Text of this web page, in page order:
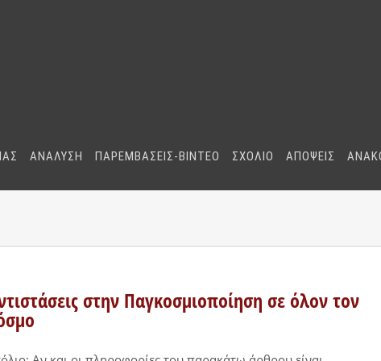
ΑΝΑΛΥΣΗ ΠΑΡΕΜΒΑΣΕΙΣ-BINTEO ΣΧΟΛΙΟ ΑΠΟΨΕΙΣ
στην Παγκοσμιοποίηση σε όλον τον